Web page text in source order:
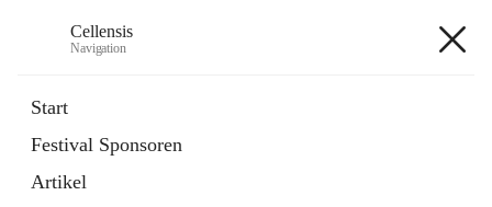
Cellensis
Navigation
Start
Festival Sponsoren
Artikel